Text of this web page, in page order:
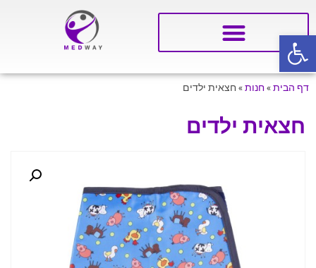
פתח סרגל נגישות
דף הבית»חנות» חצאית ילדים
חצאית ילדים